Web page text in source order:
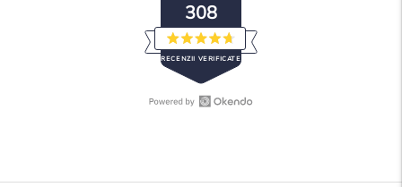
308
RECENZII VERIFICATE
Evaluat
cu
4.7
din
5
într-
cu